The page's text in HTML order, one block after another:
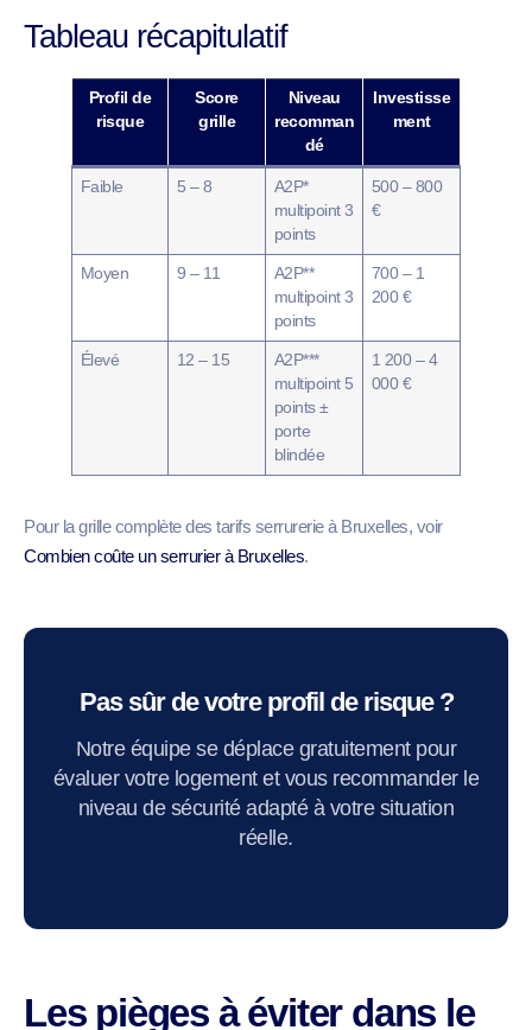
Tableau récapitulatif
Profil de
risque
Score
grille
Niveau
recomman
dé
Investisse
ment
Faible 5 – 8
A2P*
multipoint 3
points
500 – 800
€
Moyen 9 – 11
A2P**
multipoint 3
points
700 – 1
200 €
Élevé 12 – 15
A2P***
multipoint 5
points ±
porte
blindée
1 200 – 4
000 €
Pour la grille complète des tarifs serrurerie à Bruxelles, voir
Combien coûte un serrurier à Bruxelles.
Pas sûr de votre profil de risque ?
Notre équipe se déplace gratuitement pour
évaluer votre logement et vous recommander le
niveau de sécurité adapté à votre situation
réelle.
Les pièges à éviter dans le